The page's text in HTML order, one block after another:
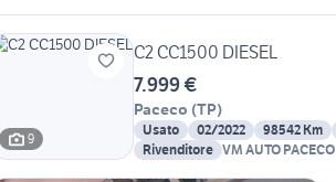
9
C2 CC1500 DIESEL
7.999 €
Paceco (TP)
Usato 02/2022 98542 Km
Rivenditore VM AUTO PACECO